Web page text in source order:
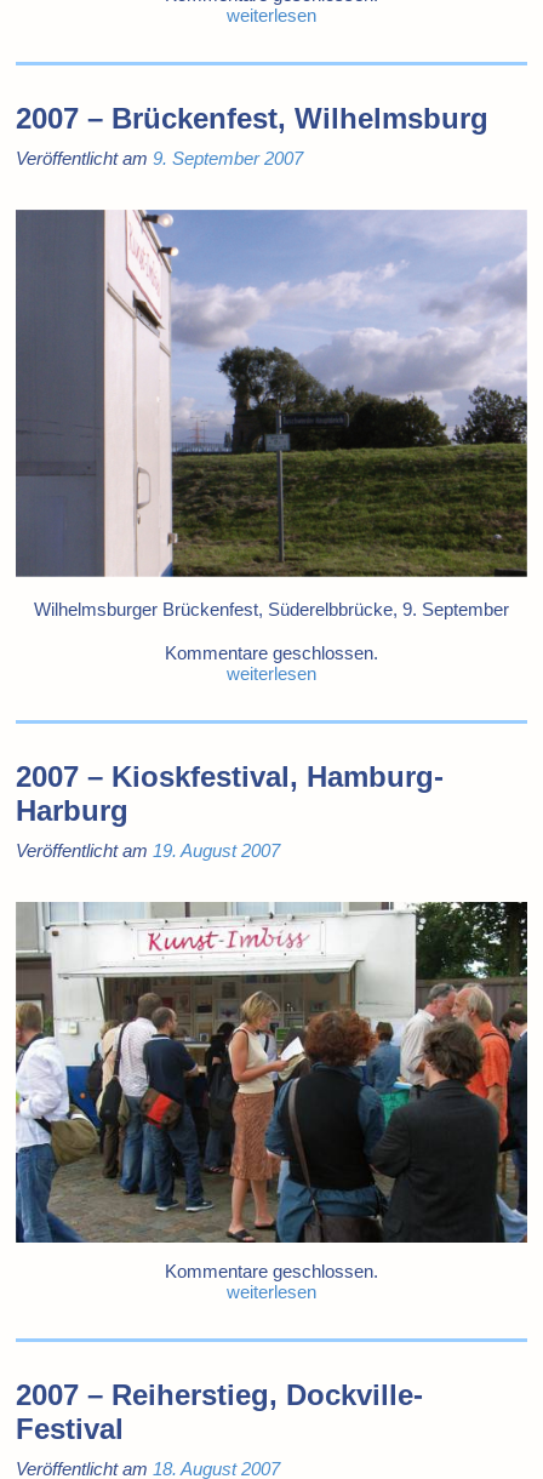
weiterlesen
2007 – Brückenfest, Wilhelmsburg
Veröffentlicht am9. September 2007
Wilhelmsburger Brückenfest, Süderelbbrücke, 9. September
Kommentare geschlossen.
weiterlesen
2007 – Kioskfestival, Hamburg-
Harburg
Veröffentlicht am 19. August 2007
Kommentare geschlossen.
weiterlesen
2007 – Reiherstieg, Dockville-
Festival
Veröffentlicht am 18. August 2007